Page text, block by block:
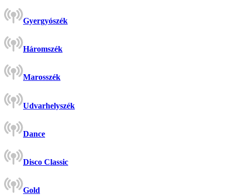
Gyergyószék
Háromszék
Marosszék
Udvarhelyszék
Dance
Disco Classic
Gold